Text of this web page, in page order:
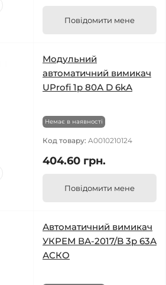
Повідомити мене
Модульний
автоматичний вимикач
UProfi 1р 80А D 6kА
Немає в наявності
Код товару: A0010210124
404.60 грн.
Повідомити мене
Автоматичний вимикач
УКРЕМ ВА-2017/B 3р 63А
АСКО